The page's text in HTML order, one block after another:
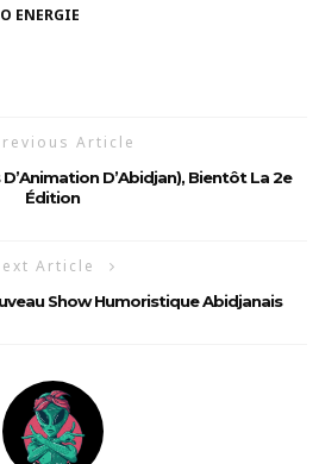
ENERGIE
Article
D’Abidjan), Bientôt La 2e
Édition
Article
Show Humoristique Abidjanais